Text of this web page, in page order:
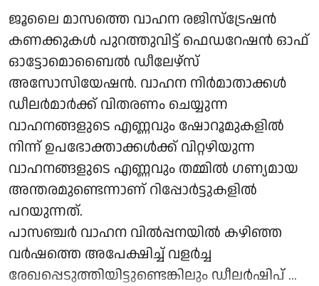
ജൂലൈ മാസത്തെ വാഹന രജിസ്‌ട്രേഷൻ
കണക്കുകൾ പുറത്തുവിട്ട് ഫെഡറേഷൻ ഓഫ്
ഓട്ടോമൊബൈൽ ഡീലേഴ്‌സ്
അസോസിയേഷൻ. വാഹന നിർമാതാക്കൾ
ഡീലർമാർക്ക് വിതരണം ചെയ്യുന്ന
വാഹനങ്ങളുടെ എണ്ണവും ഷോറൂമുകളിൽ
നിന്ന് ഉപഭോക്താക്കൾക്ക് വിറ്റഴിയുന്ന
വാഹനങ്ങളുടെ എണ്ണവും തമ്മിൽ ഗണ്യമായ
അന്തരമുണ്ടെന്നാണ് റിപ്പോർട്ടുകളില്‍
പറയുന്നത്.
പാസഞ്ചർ വാഹന വിൽപ്പനയിൽ കഴിഞ്ഞ
വർഷത്തെ അപേക്ഷിച്ച് വളർച്ച
രേഖപ്പെടുത്തിയിട്ടുണ്ടെങ്കിലും ഡീലർഷിപ് ...